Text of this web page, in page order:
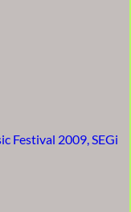
Festival 2009, SEGi